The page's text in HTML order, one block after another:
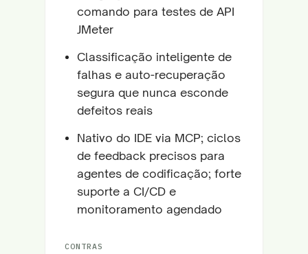
comando para testes de API
JMeter
Classificação inteligente de
falhas e auto-recuperação
segura que nunca esconde
defeitos reais
Nativo do IDE via MCP; ciclos
de feedback precisos para
agentes de codificação; forte
suporte a CI/CD e
monitoramento agendado
CONTRAS